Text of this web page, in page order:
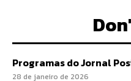
Programas do Jornal
28 de janeiro de 2026